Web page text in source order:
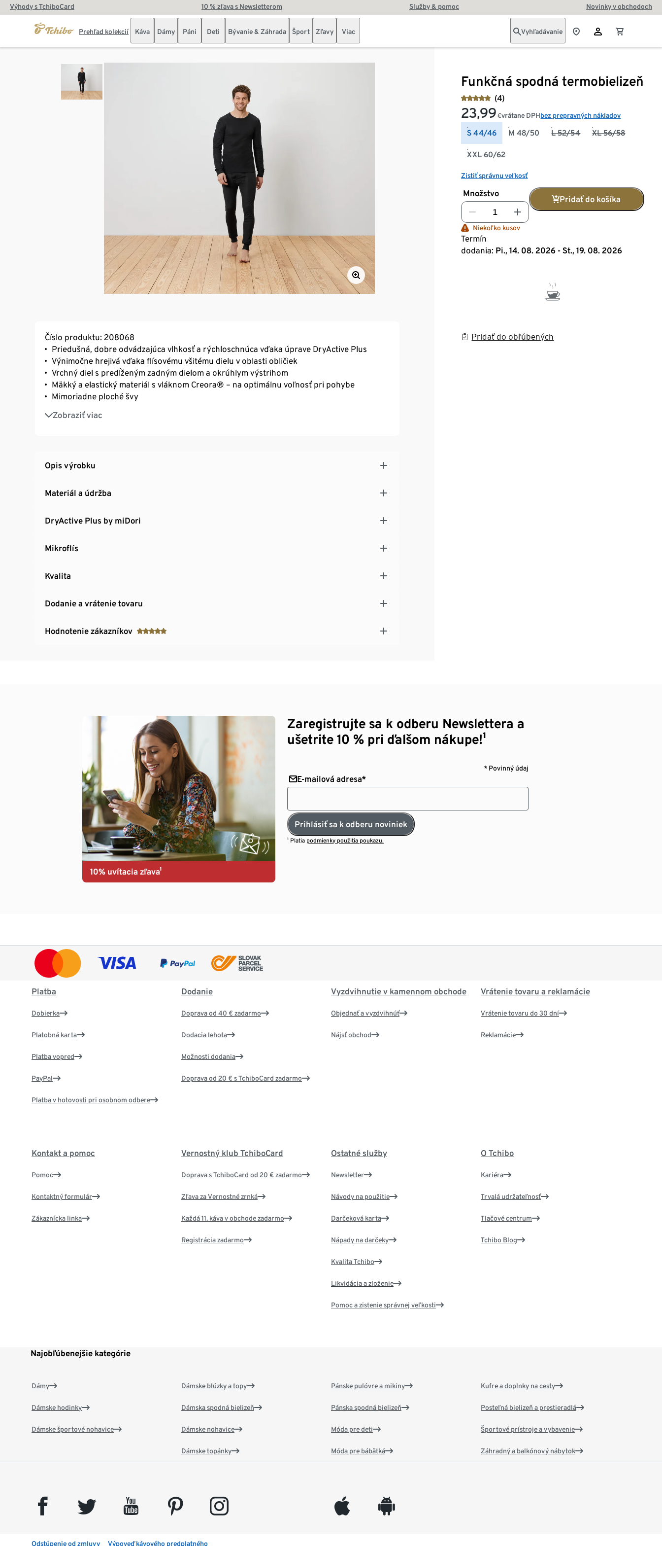
Výhody s TchiboCard 10 % zľava s Newsletterom Služby & pomoc Novinky v obchodoch
Prehľad kolekcií Káva Dámy Páni Deti Bývanie & Záhrada Šport Zľavy Viac Vyhľadávanie
Funkčná spodná termobielizeň
(4)
23,99 €vrátane DPHbez prepravných nákladov
S 44/46 M 48/50 L 52/54 XL 56/58
XXL 60/62
Zistiť správnu veľkosť
Množstvo
Pridať do košíka
Niekoľko kusov
Termín
dodania: Pi., 14. 08. 2026 - St., 19. 08. 2026
Pridať do obľúbených
Číslo produktu: 208068
Priedušná, dobre odvádzajúca vlhkosť a rýchloschnúca vďaka úprave DryActive Plus
Výnimočne hrejivá vďaka flísovému všitému dielu v oblasti obličiek
Vrchný diel s predĺženým zadným dielom a okrúhlym výstrihom
Mäkký a elastický materiál s vláknom Creora® – na optimálnu voľnosť pri pohybe
Mimoriadne ploché švy
Zobraziť viac
Optimálne udržiava teplo vďaka mäkko zdrsnenej vnútornej strane
Opis výrobku
Materiál a údržba
DryActive Plus by miDori
Mikroflís
Kvalita
Dodanie a vrátenie tovaru
Hodnotenie zákazníkov
10% uvítacia zľava¹
Zaregistrujte sa k odberu Newslettera a
ušetrite 10 % pri ďalšom nákupe!¹
* Povinný údaj
E-mailová adresa*
Prihlásiť sa k odberu noviniek
¹ Platia podmienky použitia poukazu.
Platba
Dobierka
Platobná karta
Platba vopred
PayPal
Platba v hotovosti pri osobnom odbere
Dodanie
Doprava od 40 € zadarmo
Dodacia lehota
Možnosti dodania
Doprava od 20 € s TchiboCard zadarmo
Vyzdvihnutie v kamennom obchode
Objednať a vyzdvihnúť
Nájsť obchod
Vrátenie tovaru a reklamácie
Vrátenie tovaru do 30 dní
Reklamácie
Kontakt a pomoc
Pomoc
Kontaktný formulár
Zákaznícka linka
Vernostný klub TchiboCard
Doprava s TchiboCard od 20 € zadarmo
Zľava za Vernostné zrnká
Každá 11. káva v obchode zadarmo
Registrácia zadarmo
Ostatné služby
Newsletter
Návody na použitie
Darčeková karta
Nápady na darčeky
Kvalita Tchibo
Likvidácia a zloženie
Pomoc a zistenie správnej veľkosti
O Tchibo
Kariéra
Trvalá udržateľnosť
Tlačové centrum
Tchibo Blog
Najobľúbenejšie kategórie
Dámy
Dámske hodinky
Dámske športové nohavice
Dámske blúzky a topy
Dámska spodná bielizeň
Dámske nohavice
Dámske topánky
Pánske pulóvre a mikiny
Pánska spodná bielizeň
Móda pre deti
Móda pre bábätká
Kufre a doplnky na cesty
Posteľná bielizeň a prestieradlá
Športové prístroje a vybavenie
Záhradný a balkónový nábytok
facebook twitter youtube pinterest instagram appleinc android
Odstúpenie od zmluvy Výpoveď kávového predplatného